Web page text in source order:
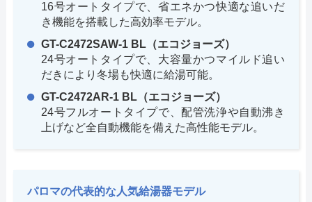
16号オートタイプで、省エネかつ快適な追いだ
き機能を搭載した高効率モデル。
GT-C2472SAW-1 BL（エコジョーズ）
24号オートタイプで、大容量かつマイルド追い
だきにより冬場も快適に給湯可能。
GT-C2472AR-1 BL（エコジョーズ）
24号フルオートタイプで、配管洗浄や自動沸き
上げなど全自動機能を備えた高性能モデル。
パロマの代表的な人気給湯器モデル